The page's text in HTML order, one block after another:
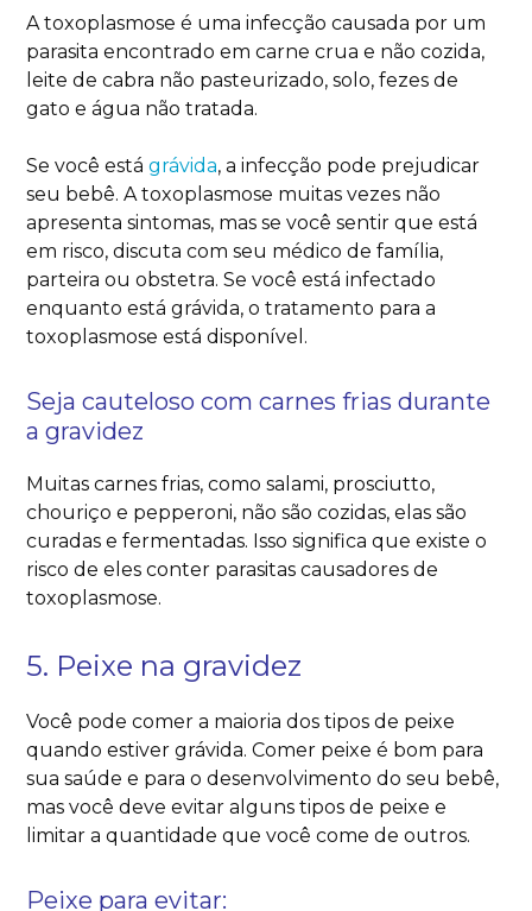
A toxoplasmose é uma infecção causada por um
parasita encontrado em carne crua e não cozida,
leite de cabra não pasteurizado, solo, fezes de
gato e água não tratada.
Se você estágrávida, a infecção pode prejudicar
seu bebê. A toxoplasmose muitas vezes não
apresenta sintomas, mas se você sentir que está
em risco, discuta com seu médico de família,
parteira ou obstetra. Se você está infectado
enquanto está grávida, o tratamento para a
toxoplasmose está disponível.
Seja cauteloso com carnes frias durante
a gravidez
Muitas carnes frias, como salami, prosciutto,
chouriço e pepperoni, não são cozidas, elas são
curadas e fermentadas. Isso significa que existe o
risco de eles conter parasitas causadores de
toxoplasmose.
5. Peixe na gravidez
Você pode comer a maioria dos tipos de peixe
quando estiver grávida. Comer peixe é bom para
sua saúde e para o desenvolvimento do seu bebê,
mas você deve evitar alguns tipos de peixe e
limitar a quantidade que você come de outros.
Peixe para evitar: